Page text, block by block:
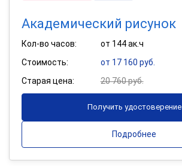
Академический рисунок
Кол-во часов:
от 144 ак.ч
Стоимость:
от 17 160 руб.
Старая цена:
20 760 руб.
Получить удостоверение
Подробнее